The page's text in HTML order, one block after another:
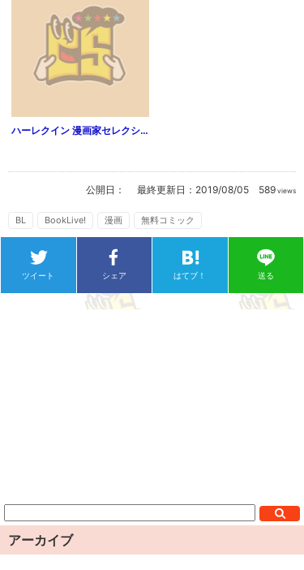
ハーレクイン 漫画家セレクション vol.104
公開日： 最終更新日： 2019/08/05 589 views
BL BookLive! 漫画 無料コミック
ツイート シェア はてブ！ 送る
アーカイブ